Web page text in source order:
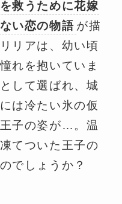
救うために花嫁
い恋の物語 が描
リアは、幼い頃
れを抱いていま
して選ばれ、城
は冷たい氷の仮
子の姿が…。温
てついた王子の
でしょうか？